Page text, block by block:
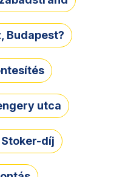
Budapest?
utca
díj